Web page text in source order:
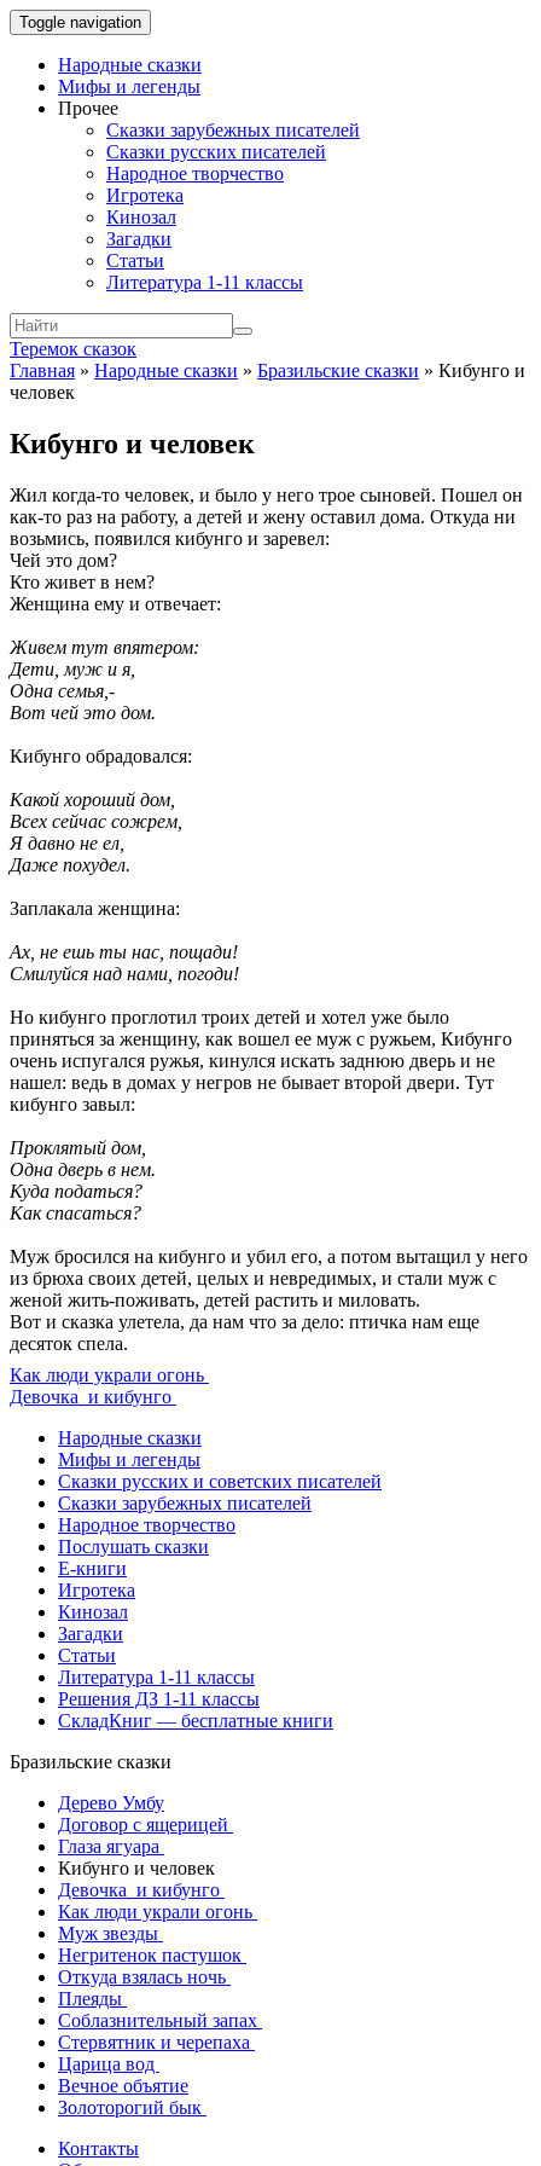
Toggle navigation
Народные сказки
Мифы и легенды
Прочее
Сказки зарубежных писателей
Сказки русских писателей
Народное творчество
Игротека
Кинозал
Загадки
Статьи
Литература 1-11 классы
Теремок сказок
Главная » Народные сказки » Бразильские сказки » Кибунго и
человек
Кибунго и человек
Жил когда-то человек, и было у него трое сыновей. Пошел он
как-то раз на работу, а детей и жену оставил дома. Откуда ни
возьмись, появился кибунго и заревел:
Чей это дом?
Кто живет в нем?
Женщина ему и отвечает:
Живем тут впятером:
Дети, муж и я,
Одна семья,-
Вот чей это дом.
Кибунго обрадовался:
Какой хороший дом,
Всех сейчас сожрем,
Я давно не ел,
Даже похудел.
Заплакала женщина:
Ax, не ешь ты нас, пощади!
Смилуйся над нами, погоди!
Но кибунго проглотил троих детей и хотел уже было
приняться за женщину, как вошел ее муж с ружьем, Кибунго
очень испугался ружья, кинулся искать заднюю дверь и не
нашел: ведь в домах у негров не бывает второй двери. Тут
кибунго завыл:
Проклятый дом,
Одна дверь в нем.
Куда податься?
Как спасаться?
Муж бросился на кибунго и убил его, а потом вытащил у него
из брюха своих детей, целых и невредимых, и стали муж с
женой жить-поживать, детей растить и миловать.
Вот и сказка улетела, да нам что за дело: птичка нам еще
десяток спела.
Как люди украли огонь
Девочка и кибунго
Народные сказки
Мифы и легенды
Сказки русских и советских писателей
Сказки зарубежных писателей
Народное творчество
Послушать сказки
Е-книги
Игротека
Кинозал
Загадки
Статьи
Литература 1-11 классы
Решения ДЗ 1-11 классы
СкладКниг — бесплатные книги
Бразильские сказки
Дерево Умбу
Договор с ящерицей
Глаза ягуара
Кибунго и человек
Девочка и кибунго
Как люди украли огонь
Муж звезды
Негритенок пастушок
Откуда взялась ночь
Плеяды
Соблазнительный запах
Стервятник и черепаха
Царица вод
Вечное объятие
Золоторогий бык
Контакты